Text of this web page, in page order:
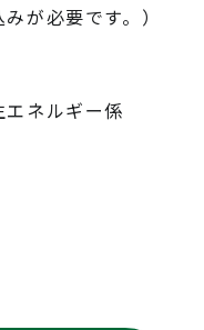
が必要です。）
ネルギー係